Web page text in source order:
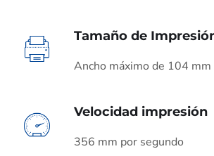
Tamaño de
Ancho máximo de 104 mm
Velocidad impresión
356 mm por segundo